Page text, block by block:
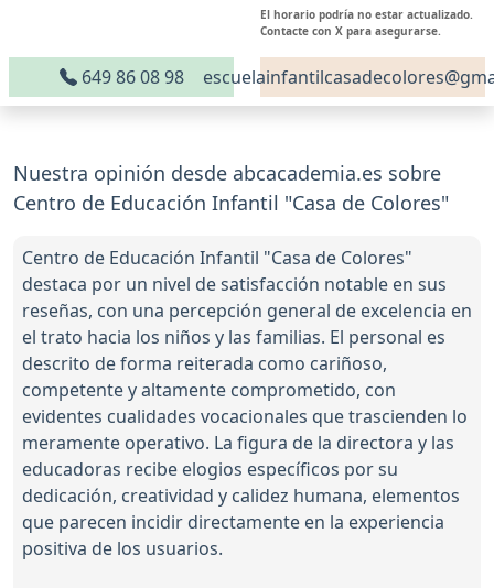
El horario podría no estar actualizado.
Contacte con X para asegurarse.
649 86 08 98
Nuestra opinión desde abcacademia.es sobre
Centro de Educación Infantil "Casa de Colores"
Centro de Educación Infantil "Casa de Colores"
destaca por un nivel de satisfacción notable en sus
reseñas, con una percepción general de excelencia en
el trato hacia los niños y las familias. El personal es
descrito de forma reiterada como cariñoso,
competente y altamente comprometido, con
evidentes cualidades vocacionales que trascienden lo
meramente operativo. La figura de la directora y las
educadoras recibe elogios específicos por su
dedicación, creatividad y calidez humana, elementos
que parecen incidir directamente en la experiencia
positiva de los usuarios.